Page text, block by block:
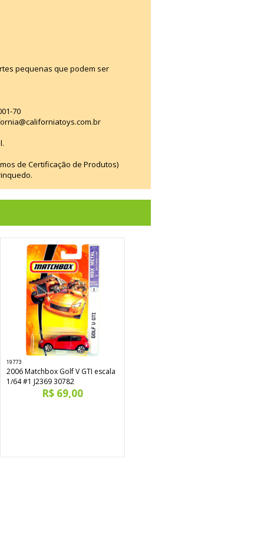
pequenas que podem ser
70
de Certificação de Produtos)
19773
2006 Matchbox Golf V GTI escala
1/64 #1 J2369 30782
R$ 69,00